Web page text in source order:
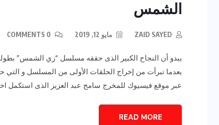
الشمس
ZAID SAYED مايو 12, 2019
يبدو أن النجاح الكبير الذى حققه مسلسل “زي الشمس”
بعدما تبرأت من إخراج الحلقات الأولى من المسلسل و
عبر موقع فيسيوك للمخرج سامح عبد العزيز الذى استكمل
READ MORE